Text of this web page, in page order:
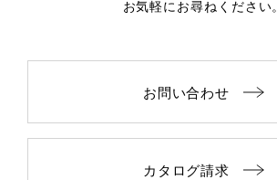
お気軽にお尋ねください。
お問い合わせ
カタログ請求